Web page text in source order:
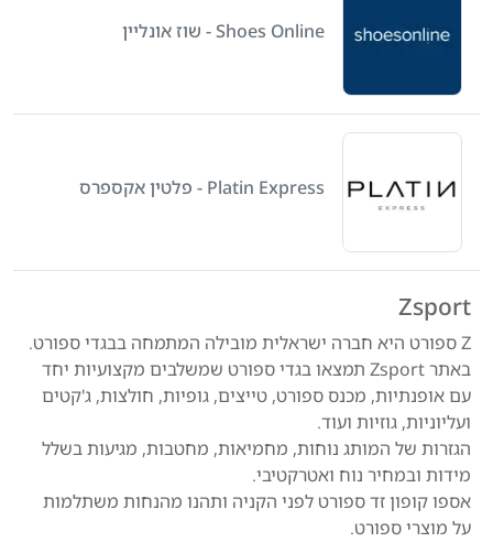
Shoes Online - שוז אונליין
Platin Express - פלטין אקספרס
Zsport
Z ספורט היא חברה ישראלית מובילה המתמחה בבגדי ספורט.
באתר Zsport תמצאו בגדי ספורט שמשלבים מקצועיות יחד
עם אופנתיות, מכנס ספורט, טייצים, גופיות, חולצות, ג'קטים
ועליוניות, גוזיות ועוד.
הגזרות של המותג נוחות, מחמיאות, מחטבות, מגיעות בשלל
מידות ובמחיר נוח ואטרקטיבי.
אספו קופון זד ספורט לפני הקניה ותהנו מהנחות משתלמות
על מוצרי ספורט.